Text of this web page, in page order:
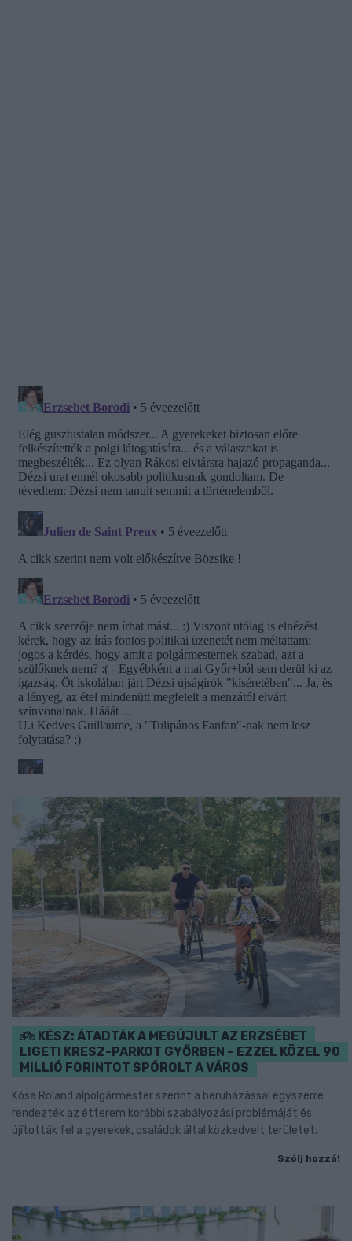
KÉSZ: ÁTADTÁK A MEGÚJULT AZ ERZSÉBET
LIGETI KRESZ-PARKOT GYŐRBEN – EZZEL KÖZEL 90
MILLIÓ FORINTOT SPÓROLT A VÁROS
Kósa Roland alpolgármester szerint a beruházással egyszerre
rendezték az étterem korábbi szabályozási problémáját és
újították fel a gyerekek, családok által közkedvelt területet.
Szólj hozzá!